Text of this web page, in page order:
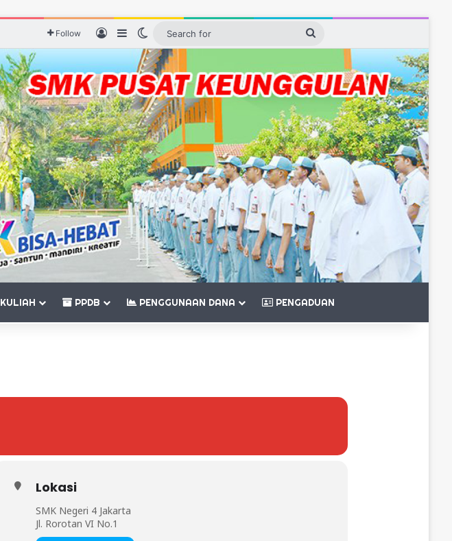
Follow Log InSidebarSwitch skin
Search
KULIAH PPDB PENGGUNAAN DANA PENGADUAN
Lokasi
SMK Negeri 4 Jakarta
Jl. Rorotan VI No.1